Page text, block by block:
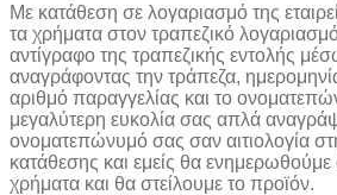
Με κατάθεση σε λογαριασμό της
τα χρήματα στον τραπεζικό
αντίγραφο της τραπεζικής εντολής
αναγράφοντας την τράπεζα,
αριθμό παραγγελίας και το
μεγαλύτερη ευκολία σας απλά
ονοματεπώνυμό σας σαν αιτιολογία
κατάθεσης και εμείς θα ενημερωθούμε
χρήματα και θα στείλουμε το προϊόν.